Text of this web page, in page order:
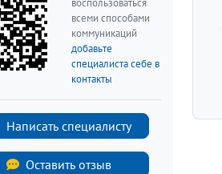
воспользоваться
всеми способами
коммуникаций
добавьте
специалиста себе в
контакты
Написать специалисту
Оставить отзыв